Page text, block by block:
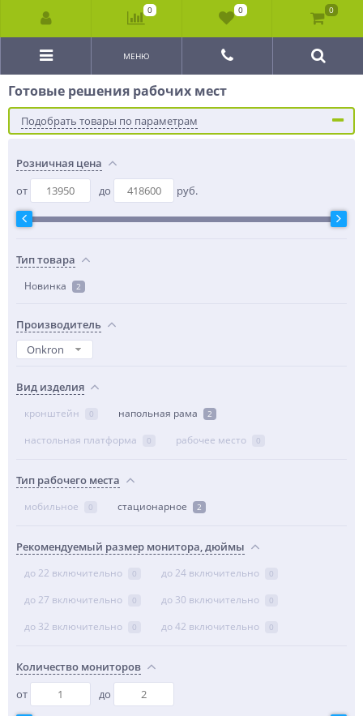
МЕНЮ
Готовые решения рабочих мест
Подобрать товары по параметрам
Розничная цена
от
до руб.
Тип товара
Новинка 2
Производитель
Onkron
Вид изделия
кронштейн 0 напольная рама 2
настольная платформа 0 рабочее место 0
Тип рабочего места
мобильное 0 стационарное 2
Рекомендуемый размер монитора, дюймы
до 22 включительно 0 до 24 включительно 0
до 27 включительно 0 до 30 включительно 0
до 32 включительно 0 до 42 включительно 0
Количество мониторов
от
до
0 0 0